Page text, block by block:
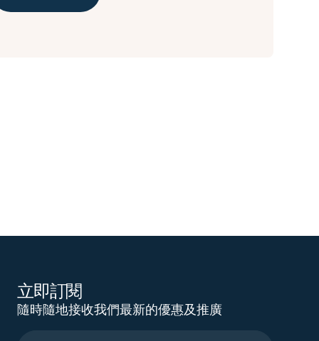
立即訂閱
隨時隨地接收我們最新的優惠及推廣